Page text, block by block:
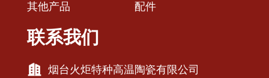
其他产品 配件
联系我们
烟台火炬特种高温陶瓷有限公司